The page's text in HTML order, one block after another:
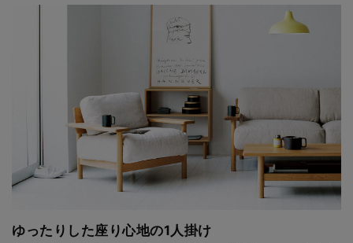
ゆったりした座り心地の1人掛け